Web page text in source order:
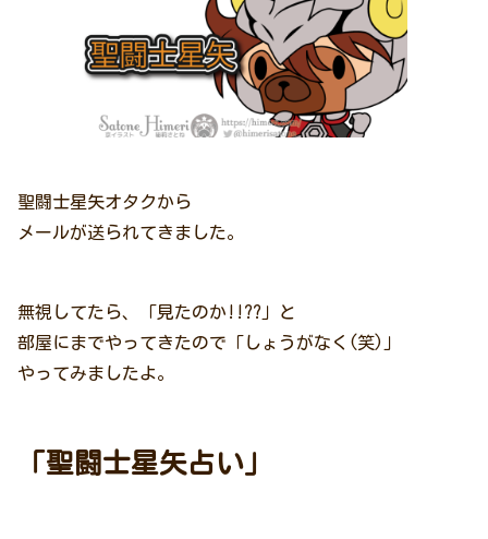
聖闘士星矢オタクから
メールが送られてきました。
無視してたら、「見たのか!!??」と
部屋にまでやってきたので「しょうがなく(笑)」
やってみましたよ。
「聖闘士星矢占い」